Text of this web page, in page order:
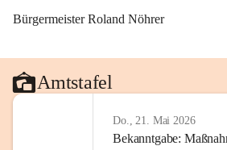
Bürgermeister Roland Nöhrer
Amtstafel
Do., 21. Mai 2026
Bekanntgabe: